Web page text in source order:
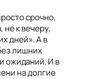
срочно,
не к вечеру,
дней». А в
лишних
ожиданий. И в
на долгие